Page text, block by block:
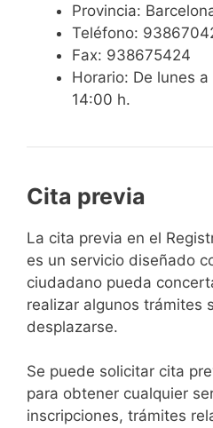
Provincia:
Teléfono:
Fax: 938675424
Horario: De lunes
14:00 h.
Cita previa
​​​​​​​​​​​​​​​​​​​​​​​​​​​​La cita previa en el
es un servicio diseñado
ciudadano pueda
realizar algunos trámites
desplazarse.​
Se puede solicitar cita
para obtener cualquier
inscripciones, trámites